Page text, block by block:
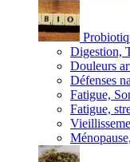
Digestion,
Douleurs
Défenses
Fatigue,
Fatigue,